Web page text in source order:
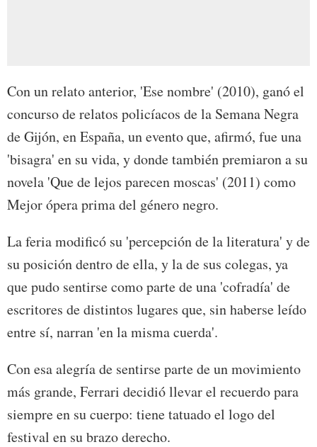
Con un relato anterior, 'Ese nombre' (2010), ganó el
concurso de relatos policíacos de la Semana Negra
de Gijón, en España, un evento que, afirmó, fue una
'bisagra' en su vida, y donde también premiaron a su
novela 'Que de lejos parecen moscas' (2011) como
Mejor ópera prima del género negro.
La feria modificó su 'percepción de la literatura' y de
su posición dentro de ella, y la de sus colegas, ya
que pudo sentirse como parte de una 'cofradía' de
escritores de distintos lugares que, sin haberse leído
entre sí, narran 'en la misma cuerda'.
Con esa alegría de sentirse parte de un movimiento
más grande, Ferrari decidió llevar el recuerdo para
siempre en su cuerpo: tiene tatuado el logo del
festival en su brazo derecho.